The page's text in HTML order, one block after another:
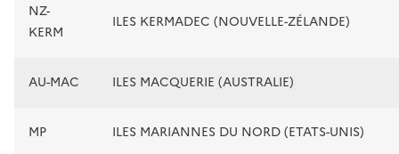
NZ-
KERM
ILES KERMADEC (NOUVELLE-ZÉLANDE)
AU-MAC ILES MACQUERIE (AUSTRALIE)
MP ILES MARIANNES DU NORD (ETATS-UNIS)